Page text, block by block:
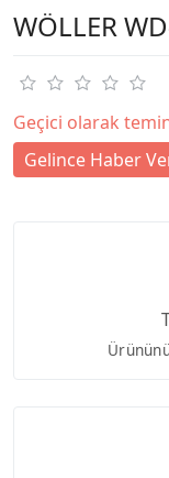
WÖLLER
Geçici olarak
Gelince Haber